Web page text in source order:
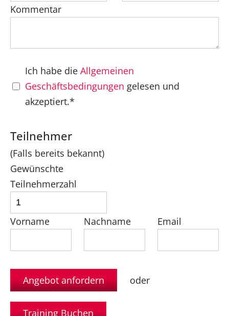
Kommentar
Ich habe die Allgemeinen
Geschäftsbedingungen gelesen und
akzeptiert.*
Teilnehmer
(Falls bereits bekannt)
Gewünschte
Teilnehmerzahl
Vorname Nachname Email
oder